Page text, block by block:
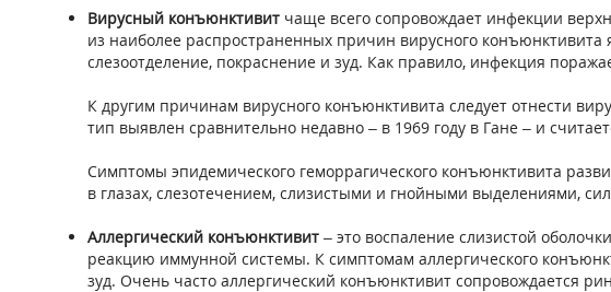
Вирусный конъюнктивитчаще всего сопровождает инфекции
из наиболее распространенных причин вирусного
слезоотделение, покраснение и зуд. Как правило, инфекция
К другим причинам вирусного конъюнктивита следует отнести
тип выявлен сравнительно недавно – в 1969 году в Гане – и
Симптомы эпидемического геморрагического конъюнктивита
в глазах, слезотечением, слизистыми и гнойными выделениями,
Аллергический конъюнктивит– это воспаление слизистой
реакцию иммунной системы. К симптомам аллергического
зуд. Очень часто аллергический конъюнктивит сопровождается